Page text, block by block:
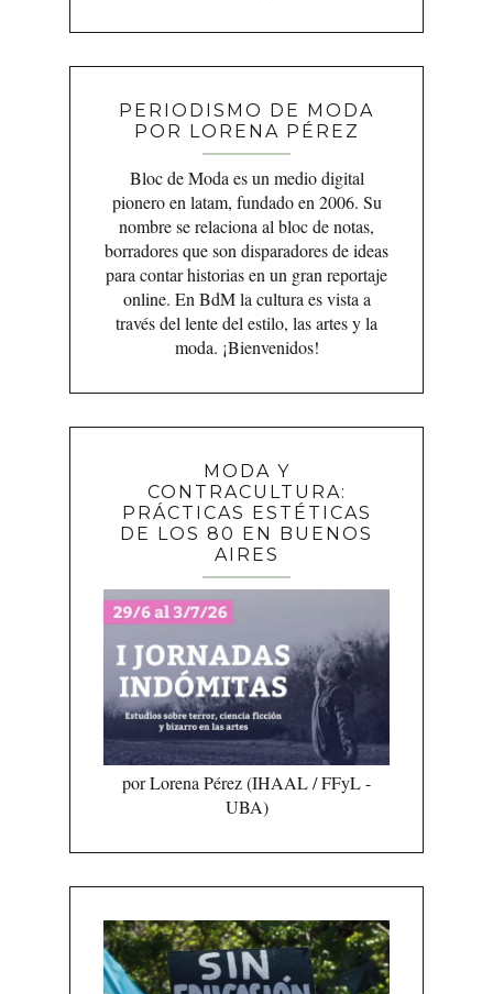
PERIODISMO DE MODA
POR LORENA PÉREZ
Bloc de Moda es un medio digital
pionero en latam, fundado en 2006. Su
nombre se relaciona al bloc de notas,
borradores que son disparadores de ideas
para contar historias en un gran reportaje
online. En BdM la cultura es vista a
través del lente del estilo, las artes y la
moda. ¡Bienvenidos!
MODA Y
CONTRACULTURA:
PRÁCTICAS ESTÉTICAS
DE LOS 80 EN BUENOS
AIRES
por Lorena Pérez (IHAAL / FFyL -
UBA)